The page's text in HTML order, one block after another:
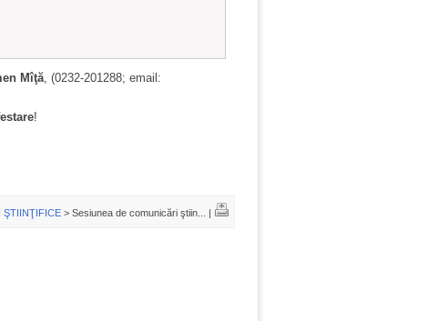
Mîţă, (0232‑201288; email:
!
ŞTIINŢIFICE > Sesiunea de comunicări ştiin... |